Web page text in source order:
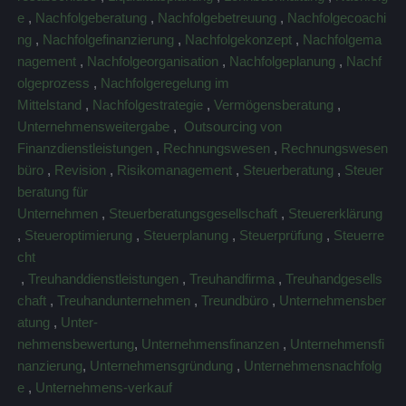
e , Nachfolgeberatung , Nachfolgebetreuung , Nachfolgecoachi
ng , Nachfolgefinanzierung , Nachfolgekonzept , Nachfolgema
nagement , Nachfolgeorganisation , Nachfolgeplanung , Nachf
olgeprozess , Nachfolgeregelung im
Mittelstand , Nachfolgestrategie ,Vermögensberatung ,
Unternehmensweitergabe , Outsourcing von
Finanzdienstleistungen , Rechnungswesen , Rechnungswesen
büro , Revision , Risikomanagement , Steuerberatung , Steuer
beratung für
Unternehmen , Steuerberatungsgesellschaft , Steuererklärung
, Steueroptimierung , Steuerplanung , Steuerprüfung , Steuerre
cht
,Treuhanddienstleistungen ,Treuhandfirma ,Treuhandgesells
chaft ,Treuhandunternehmen ,Treundbüro , Unternehmensber
atung , Unter-
nehmensbewertung, Unternehmensfinanzen , Unternehmensfi
nanzierung, Unternehmensgründung , Unternehmensnachfolg
e , Unternehmens-verkauf